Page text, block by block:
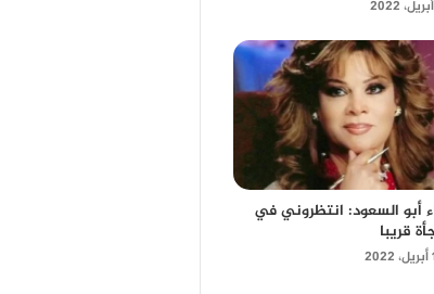
أبو السعود: انتظروني في
قريبا